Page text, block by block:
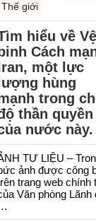
Thế giới
hiểu về Vệ
binh Cách
một lực
lượng hùng
trong
thần quyền
nước này.
TƯ LIỆU –
ảnh được công
trang web chính
Văn phòng Lãnh